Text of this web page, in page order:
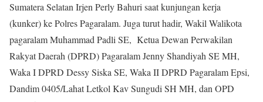
Sumatera Selatan Irjen Perly Bahuri saat kunjungan kerja
(kunker) ke Polres Pagaralam. Juga turut hadir, Wakil Walikota
pagaralam Muhammad Padli SE, Ketua Dewan Perwakilan
Rakyat Daerah (DPRD) Pagaralam Jenny Shandiyah SE MH,
Waka I DPRD Dessy Siska SE, Waka II DPRD Pagaralam Epsi,
Dandim 0405/Lahat Letkol Kav Sungudi SH MH, dan OPD